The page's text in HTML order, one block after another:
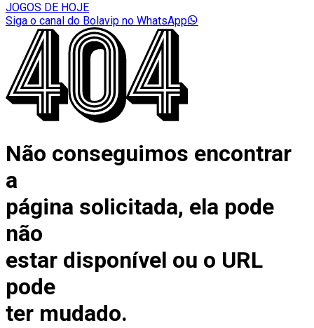
JOGOS DE HOJE
Siga o canal do Bolavip no WhatsApp
Não conseguimos encontrar
a
página solicitada, ela pode
não
estar disponível ou o URL
pode
ter mudado.